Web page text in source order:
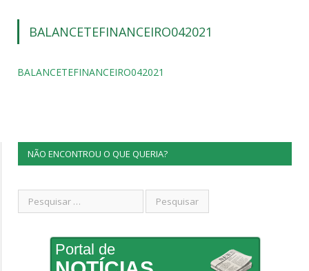
BALANCETEFINANCEIRO042021
BALANCETEFINANCEIRO042021
NÃO ENCONTROU O QUE QUERIA?
Portal de